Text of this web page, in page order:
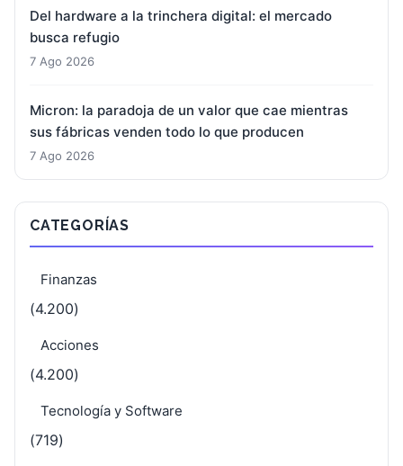
Del hardware a la trinchera digital: el mercado
busca refugio
7 Ago 2026
Micron: la paradoja de un valor que cae mientras
sus fábricas venden todo lo que producen
7 Ago 2026
CATEGORÍAS
Finanzas
(4.200)
Acciones
(4.200)
Tecnología y Software
(719)